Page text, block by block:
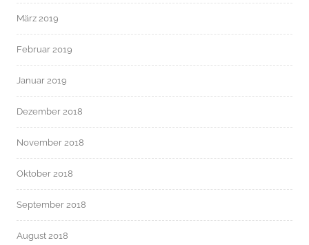
März 2019
Februar 2019
Januar 2019
Dezember 2018
November 2018
Oktober 2018
September 2018
August 2018